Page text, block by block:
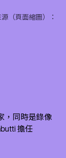
（頁面縮圖）：
，同時是錄像
擔任